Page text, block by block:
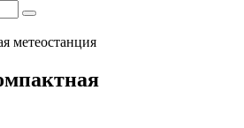
метеостанция